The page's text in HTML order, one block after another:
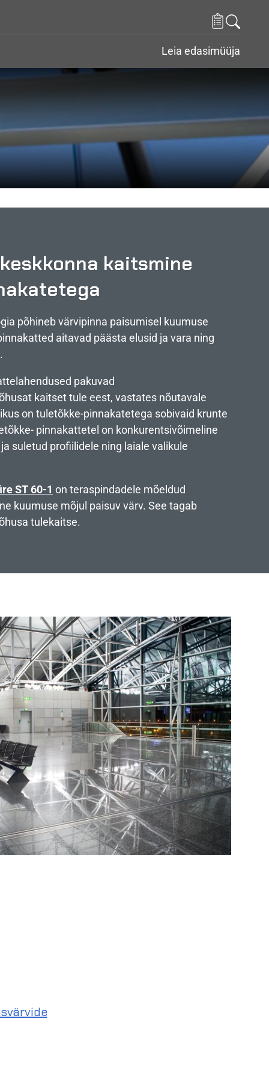
Leia edasimüüja
kaitsmine
põhineb värvipinna paisumisel kuumuse
aitavad päästa elusid ja vara ning
pakuvad
kaitset tule eest, vastates nõutavale
on tuletõkke-pinnakatetega sobivaid krunte
pinnakattetel on konkurentsivõimeline
suletud profiilidele ning laiale valikule
ST 60-1 on teraspindadele mõeldud
kuumuse mõjul paisuv värv. See tagab
tulekaitse.